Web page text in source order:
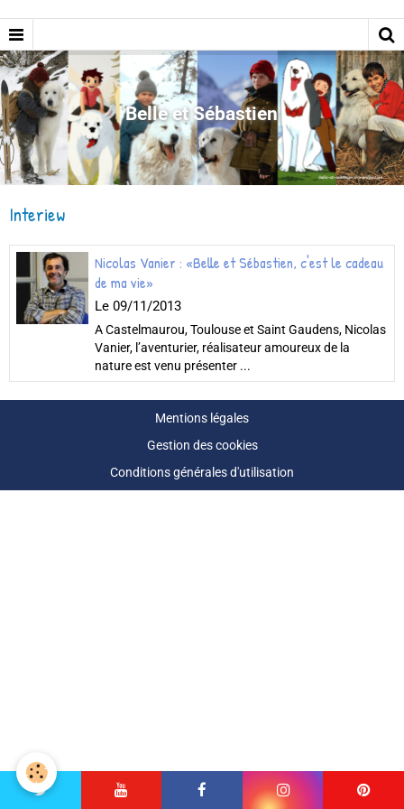
Belle et Sébastien
Interiew
Nicolas Vanier : «Belle et Sébastien, c'est le cadeau
de ma vie»
Le 09/11/2013
A Castelmaurou, Toulouse et Saint Gaudens, Nicolas
Vanier, l’aventurier, réalisateur amoureux de la
nature est venu présenter ...
Mentions légales
Gestion des cookies
Conditions générales d'utilisation